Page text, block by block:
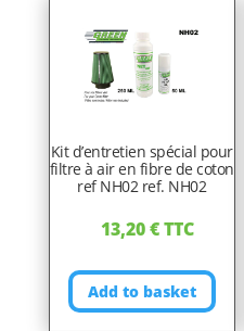
Kit d’entretien spécial pour
filtre à air en fibre de coton
ref NH02 ref. NH02
13,20€TTC
Add to basket